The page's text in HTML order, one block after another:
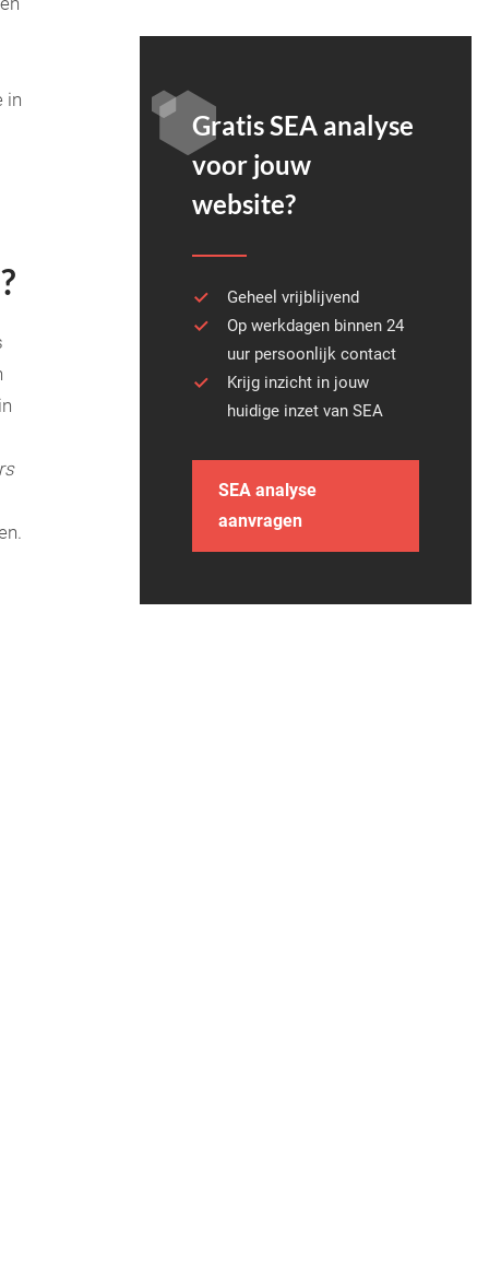
in
Gratis SEA analyse
voor jouw
website?
Geheel vrijblijvend
Op werkdagen binnen 24
uur persoonlijk contact
Krijg inzicht in jouw
huidige inzet van SEA
SEA analyse
aanvragen